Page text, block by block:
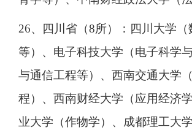
26、四川省（8所）：四川大学（
等）、电子科技大学（电子科学
与通信工程等）、西南交通大学
程）、西南财经大学（应用经济
业大学（作物学）、成都理工大